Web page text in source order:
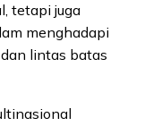
tetapi juga
menghadapi
lintas batas